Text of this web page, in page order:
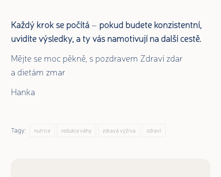
Každý krok se počítá – pokud budete konzistentní,
uvidíte výsledky, a ty vás namotivují na další cestě.
Mějte se moc pěkně, s pozdravem Zdraví zdar
a dietám zmar
Hanka
Tagy: nutrice redukce váhy zdravá výživa zdraví